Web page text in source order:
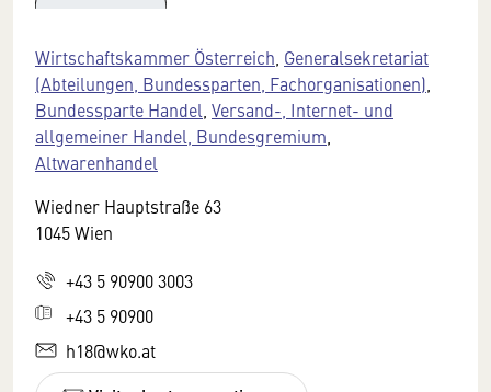
Wirtschaftskammer Österreich Generalsekretariat
(Abteilungen, Bundessparten, Fachorganisationen)
Bundessparte Handel Versand-, Internet- und
allgemeiner Handel, Bundesgremium
Altwarenhandel
Wiedner Hauptstraße 63
1045 Wien
+43 5 90900 3003
+43 5 90900
h18@wko.at